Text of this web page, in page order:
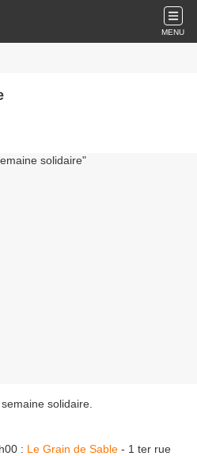
MENU
solidaire.
: Le Grain de Sable - 1 ter rue